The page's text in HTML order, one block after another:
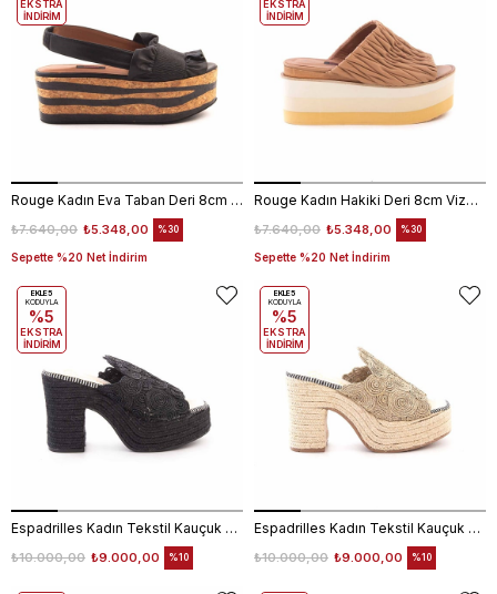
Rouge Kadın Eva Taban Deri 8cm Dolgu Topuklu Sandalet 2847
₺5.348,00
₺7.640,00 %30
Sepette %20 Net İndirim
EKSTRA
İNDİRİM
Rouge Kadın Hakiki Deri 8cm Vizon Platform Topuklu Terlik 2759
₺5.348,00
₺7.640,00 %30
Sepette %20 Net İndirim
EKSTRA
İNDİRİM
Espadrilles Kadın Tekstil Kauçuk Taban Negro Terlik Terlik
₺9.000,00
₺10.000,00 %10
EKLE5
KODUYLA
%5
EKSTRA
İNDİRİM
Espadrilles Kadın Tekstil Kauçuk Taban Naturel Terlik Terlik
₺9.000,00
₺10.000,00 %10
EKLE5
KODUYLA
%5
EKSTRA
İNDİRİM